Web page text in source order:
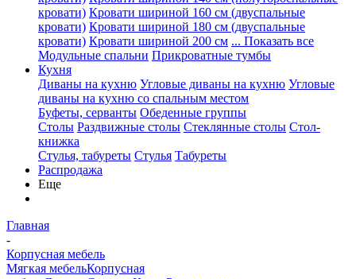
кровати) Кровати шириной 160 см (двуспальные
кровати) Кровати шириной 180 см (двуспальные
кровати) Кровати шириной 200 см ... Показать все
Модульные спальни Прикроватные тумбы
Кухня
Диваны на кухню Угловые диваны на кухню Угловые
диваны на кухню со спальным местом
Буфеты, серванты Обеденные группы
Столы Раздвижные столы Стеклянные столы Стол-
книжка
Стулья, табуреты Стулья Табуреты
Распродажа
Еще
Главная
-
Корпусная мебель
Мягкая мебельКорпусная